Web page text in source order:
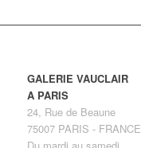
GALERIE VAUCLAIR
A PARIS
24, Rue de Beaune
75007 PARIS - FRANCE